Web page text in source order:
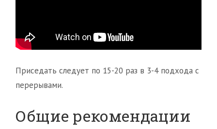
Приседать следует по 15-20 раз в 3-4 подхода с
перерывами.
Общие рекомендации